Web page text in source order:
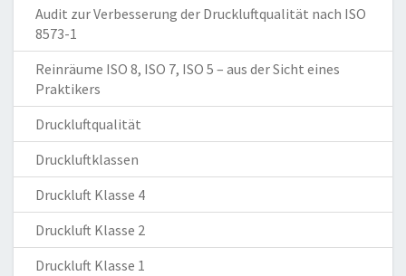
Audit zur Verbesserung der Druckluftqualität nach ISO
8573-1
Reinräume ISO 8, ISO 7, ISO 5 – aus der Sicht eines
Praktikers
Druckluftqualität
Druckluftklassen
Druckluft Klasse 4
Druckluft Klasse 2
Druckluft Klasse 1